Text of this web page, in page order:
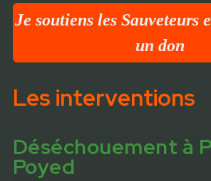
Je soutiens les Sauveteurs
un don
Les interventions
Déséchouement à
Poyed